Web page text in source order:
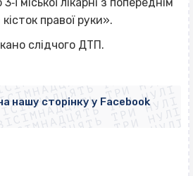
правої руки».
слідчого ДТП.ТРИ НУЛІ
ТРИ НУЛІ
ТРИ НУЛІ
ТРИ НУЛІ
ТРИ НУЛІ
ВІСІМНАДЦЯТЬ ТРИ НУЛІ
ВІСІМНАДЦЯТЬ ТРИ НУЛІ
ВІСІМНАДЦЯТЬ ТРИ НУЛІ
нашу сторінку у Facebook